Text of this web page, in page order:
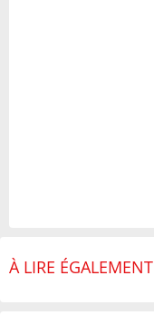
À LIRE ÉGALEMENT